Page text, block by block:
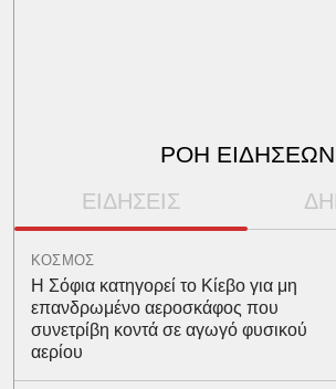
ΡΟΗ ΕΙΔΗΣΕΩΝ
ΕΙΔΗΣΕΙΣ
ΚΟΣΜΟΣ
Η Σόφια κατηγορεί το Κίεβο για μη
επανδρωμένο αεροσκάφος που
συνετρίβη κοντά σε αγωγό φυσικού
αερίου